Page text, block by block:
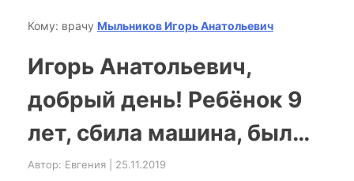
Кому: врачу Мыльников Игорь Анатольевич
Игорь Анатольевич,
добрый день! Ребёнок 9
лет, сбила машина, был…
Автор: Евгения | 25.11.2019